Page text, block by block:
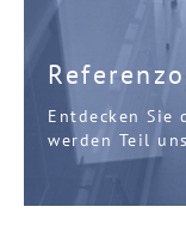
Entdecken Sie
werden Teil